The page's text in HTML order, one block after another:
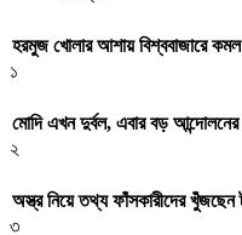
হরমুজ খোলার আশায় বিশ্ববাজারে
১
মোদি এখন দুর্বল, এবার বড় আন্দোলনের
২
অস্ত্র নিয়ে তথ্য ফাঁসকারীদের খুঁজছেন
৩